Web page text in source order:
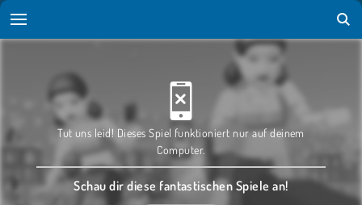
Tut uns leid! Dieses Spiel funktioniert nur auf deinem
Computer.
Schau dir diese fantastischen Spiele an!